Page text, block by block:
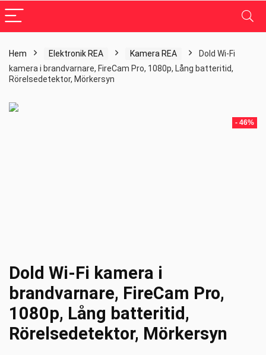
Hem Elektronik REA Kamera REA
Dold Wi-Fi
kamera i brandvarnare, FireCam Pro, 1080p, Lång batteritid,
Rörelsedetektor, Mörkersyn
- 46%
Dold Wi-Fi kamera i
brandvarnare, FireCam Pro,
1080p, Lång batteritid,
Rörelsedetektor, Mörkersyn